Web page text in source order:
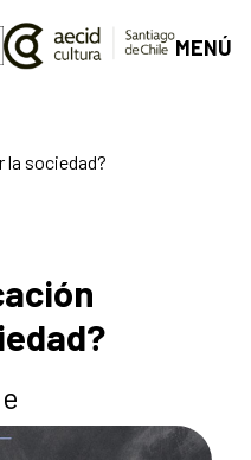
MENÚ
la sociedad?